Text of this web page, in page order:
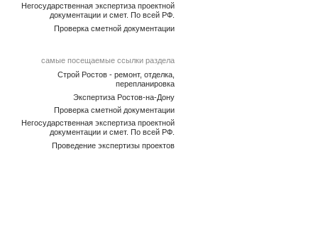
Негосударственная экспертиза проектной
документации и смет. По всей РФ.
Проверка сметной документации
самые посещаемые ссылки раздела
Строй Ростов - ремонт, отделка,
перепланировка
Экспертиза Ростов-на-Дону
Проверка сметной документации
Негосударственная экспертиза проектной
документации и смет. По всей РФ.
Проведение экспертизы проектов